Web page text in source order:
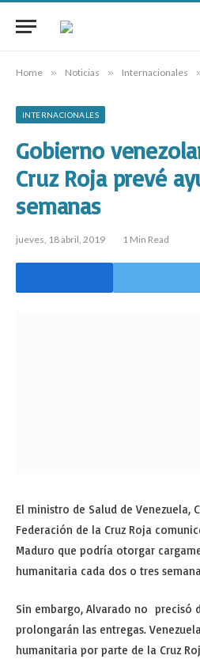
Home » Noticias » Internacionales
INTERNACIONALES
Gobierno
Cruz Roja prevé
semanas
jueves, 18 abril, 2019 1 Min Read
El ministro de Salud de Venezuela,
Federación de la Cruz Roja
Maduro que podría otorgar
humanitaria cada dos o tres
Sin embargo, Alvarado no precisó
prolongarán las entregas.
humanitaria por parte de la Cruz